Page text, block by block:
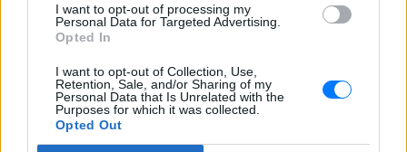
I want to opt-out of processing my
Personal Data for Targeted Advertising.
Opted In
I want to opt-out of Collection, Use,
Retention, Sale, and/or Sharing of my
Personal Data that Is Unrelated with the
Purposes for which it was collected.
Opted Out
ΔΕΙΤΕ ΕΠΙΣΗΣ
ΣΤΗΝ ΙΔΙΑ ΚΑΤΗΓΟΡΙΑ
Marfin: Επιμένει ο δικηγόρος